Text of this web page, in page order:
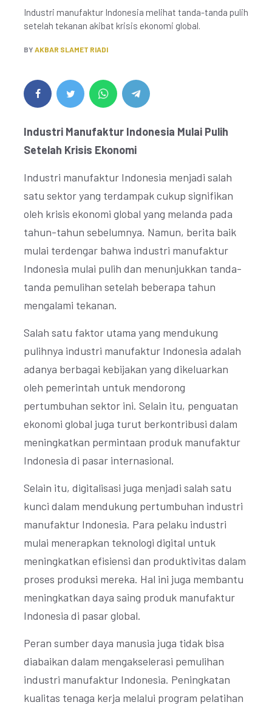
Industri manufaktur Indonesia melihat tanda-tanda pulih
setelah tekanan akibat krisis ekonomi global.
BY AKBAR SLAMET RIADI
Industri Manufaktur Indonesia Mulai Pulih
Setelah Krisis Ekonomi
Industri manufaktur Indonesia menjadi salah
satu sektor yang terdampak cukup signifikan
oleh krisis ekonomi global yang melanda pada
tahun-tahun sebelumnya. Namun, berita baik
mulai terdengar bahwa industri manufaktur
Indonesia mulai pulih dan menunjukkan tanda-
tanda pemulihan setelah beberapa tahun
mengalami tekanan.
Salah satu faktor utama yang mendukung
pulihnya industri manufaktur Indonesia adalah
adanya berbagai kebijakan yang dikeluarkan
oleh pemerintah untuk mendorong
pertumbuhan sektor ini. Selain itu, penguatan
ekonomi global juga turut berkontribusi dalam
meningkatkan permintaan produk manufaktur
Indonesia di pasar internasional.
Selain itu, digitalisasi juga menjadi salah satu
kunci dalam mendukung pertumbuhan industri
manufaktur Indonesia. Para pelaku industri
mulai menerapkan teknologi digital untuk
meningkatkan efisiensi dan produktivitas dalam
proses produksi mereka. Hal ini juga membantu
meningkatkan daya saing produk manufaktur
Indonesia di pasar global.
Peran sumber daya manusia juga tidak bisa
diabaikan dalam mengakselerasi pemulihan
industri manufaktur Indonesia. Peningkatan
kualitas tenaga kerja melalui program pelatihan